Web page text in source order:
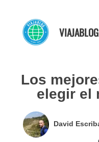
contenido
VIAJABLOG
Los
elegir el
David